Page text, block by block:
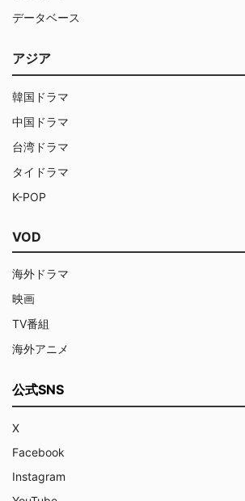
データベース
アジア
韓国ドラマ
中国ドラマ
台湾ドラマ
タイドラマ
K-POP
VOD
海外ドラマ
映画
TV番組
海外アニメ
公式SNS
X
Facebook
Instagram